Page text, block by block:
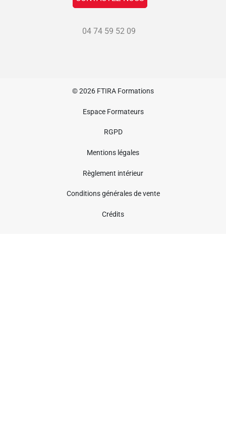
04 74 59 52 09
© 2026 FTIRA Formations
Espace Formateurs
RGPD
Mentions légales
Règlement intérieur
Conditions générales de vente
Crédits